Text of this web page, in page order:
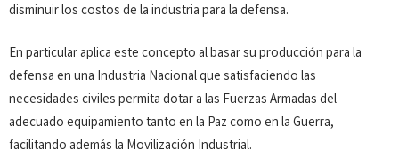
disminuir los costos de la industria para la defensa.
En particular aplica este concepto al basar su producción para la
defensa en una Industria Nacional que satisfaciendo las
necesidades civiles permita dotar a las Fuerzas Armadas del
adecuado equipamiento tanto en la Paz como en la Guerra,
facilitando además la Movilización Industrial.